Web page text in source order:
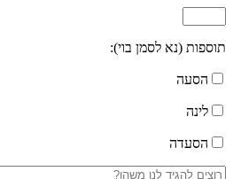
תוספות (נא לסמן בוי):
הסעה
לינה
הסעדה